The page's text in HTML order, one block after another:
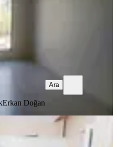
Erkan Doğan
Ara
Sümer Park
2+1 Daire..